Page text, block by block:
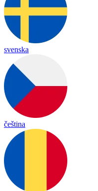
svenska
čeština